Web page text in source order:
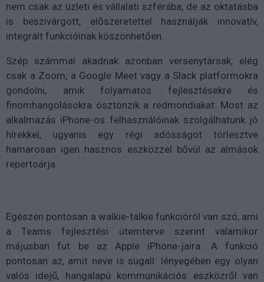
nem csak az üzleti és vállalati szférába, de az oktatásba
is beszivárgott, előszeretettel használják innovatív,
integrált funkcióinak köszönhetően.
Szép számmal akadnak azonban versenytársak, elég
csak a Zoom, a Google Meet vagy a Slack platformokra
gondolni, amik folyamatos fejlesztésekre és
finomhangolásokra ösztönzik a redmondiakat. Most az
alkalmazás iPhone-os felhasználóinak szolgálhatunk jó
hírekkel, ugyanis egy régi adósságot törlesztve
hamarosan igen hasznos eszközzel bővül az almások
repertoárja.
Egészen pontosan a walkie-talkie funkcióról van szó, ami
a Teams fejlesztési ütemterve szerint valamikor
májusban fut be az Apple iPhone-jaira. A funkció
pontosan az, amit neve is sugall: lényegében egy olyan
valós idejű, hangalapú kommunikációs eszközről van